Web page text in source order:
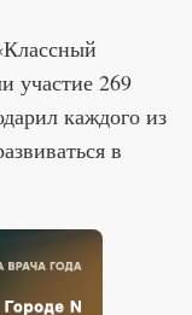
участие 269
каждого из
в